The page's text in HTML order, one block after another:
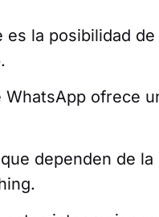
es la posibilidad de
WhatsApp ofrece
dependen de la